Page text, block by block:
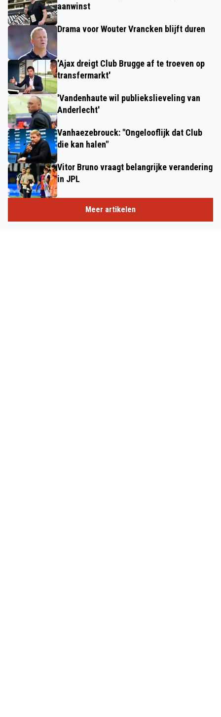
aanwinst
Drama voor Wouter Vrancken blijft duren
'Ajax dreigt Club Brugge af te troeven op
transfermarkt'
'Vandenhaute wil publiekslieveling van
Anderlecht'
Vanhaezebrouck: "Ongelooflijk dat Club
die kan halen"
Vitor Bruno vraagt belangrijke verandering
in JPL
Meer artikelen